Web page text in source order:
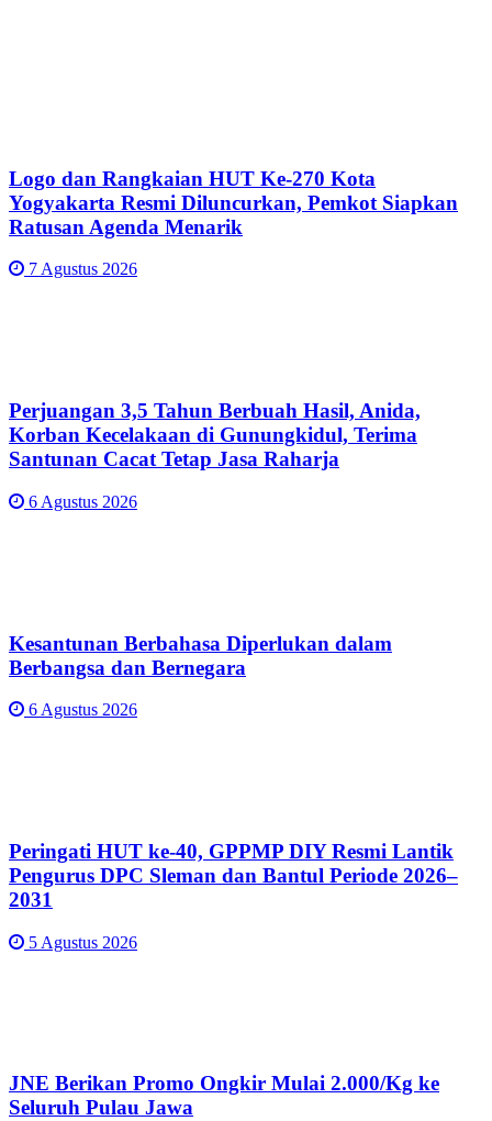
Logo dan Rangkaian HUT Ke-270 Kota
Yogyakarta Resmi Diluncurkan, Pemkot Siapkan
Ratusan Agenda Menarik
7 Agustus 2026
Perjuangan 3,5 Tahun Berbuah Hasil, Anida,
Korban Kecelakaan di Gunungkidul, Terima
Santunan Cacat Tetap Jasa Raharja
6 Agustus 2026
Kesantunan Berbahasa Diperlukan dalam
Berbangsa dan Bernegara
6 Agustus 2026
Peringati HUT ke-40, GPPMP DIY Resmi Lantik
Pengurus DPC Sleman dan Bantul Periode 2026–
2031
5 Agustus 2026
JNE Berikan Promo Ongkir Mulai 2.000/Kg ke
Seluruh Pulau Jawa